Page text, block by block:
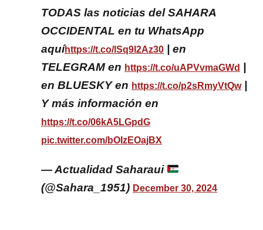
TODAS las noticias del SAHARA
OCCIDENTAL en tu WhatsApp
aquíhttps://t.co/lSq9l2Az30
| en
TELEGRAM en https://t.co/uAPVvmaGWd
en BLUESKY en https://t.co/p2sRmyVtQw|
Y más información en
https://t.co/06kA5LGpdG
pic.twitter.com/bOIzEOajBX
— Actualidad Saharaui
(@Sahara_1951) December 30, 2024